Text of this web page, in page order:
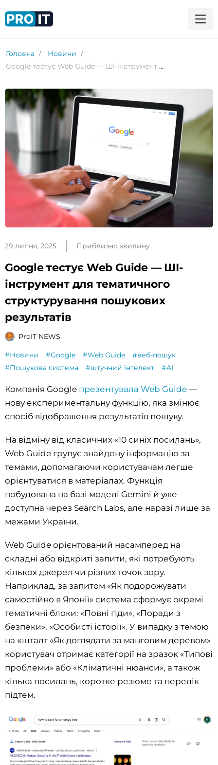
Головна
Новини
Google тестує Web Guide — ШІ-інструмент для тематичного структурування пошукових результатів
29 липня, 2025 Приблизно хвилину
Google тестує Web Guide — ШІ-
інструмент для тематичного
структурування пошукових
результатів
ProIT NEWS
#Новини #Google #Web Guide
#веб-пошук
#Пошукова система
#штучний інтелект #AI
Компанія Google презентувала Web Guide —
нову експериментальну функцію, яка змінює
спосіб відображення результатів пошуку.
На відміну від класичних «10 синіх посилань»,
Web Guide групує знайдену інформацію за
темами, допомагаючи користувачам легше
орієнтуватися в матеріалах. Функція
побудована на базі моделі Gemini й уже
доступна через Search Labs, але наразі лише за
межами України.
Web Guide орієнтований насамперед на
складні або відкриті запити, які потребують
кількох джерел чи різних точок зору.
Наприклад, за запитом «Як подорожувати
самостійно в Японії» система сформує окремі
тематичні блоки: «Повні гіди», «Поради з
безпеки», «Особисті історії». У випадку з темою
на кшталт «Як доглядати за манговим деревом»
користувач отримає категорії на зразок «Типові
проблеми» або «Кліматичні нюанси», а також
кілька посилань, коротке резюме та перелік
підтем.